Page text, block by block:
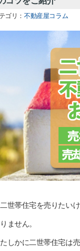
ゴリ：不動産屋コラム
二世帯住宅を売りたい
りません。
たしかに二世帯住宅は